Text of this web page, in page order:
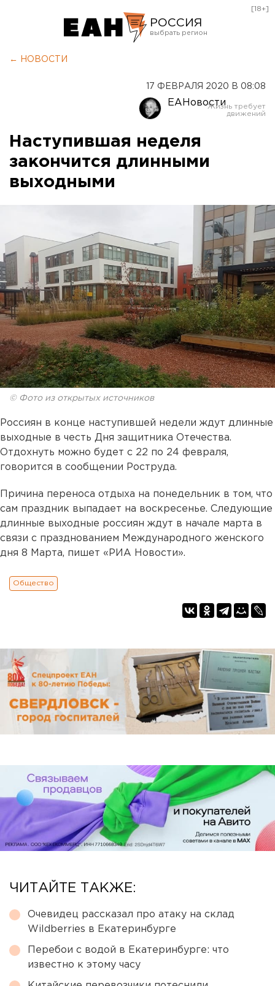
РОССИЯ
Оренбург
[18+]
← НОВОСТИ
17 ФЕВРАЛЯ 2020 В 08:08
ЕАНовости
Наступившая неделя
закончится длинными
выходными
© Фото из открытых источников
Россиян в конце наступившей недели ждут длинные
выходные в честь Дня защитника Отечества.
Отдохнуть можно будет с 22 по 24 февраля,
говорится в сообщении Роструда.
Причина переноса отдыха на понедельник в том, что
сам праздник выпадает на воскресенье. Следующие
длинные выходные россиян ждут в начале марта в
связи с празднованием Международного женского
дня 8 Марта, пишет «РИА Новости».
Общество
ЧИТАЙТЕ ТАКЖЕ:
Очевидец рассказал про атаку на склад
Wildberries в Екатеринбурге
Перебои с водой в Екатеринбурге: что
известно к этому часу